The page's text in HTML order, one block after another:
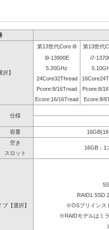
】
第13世代Core i9 第13世代
i9-13900E i7-
5.20GHz
24Core32Thread
Pcore:8/16Tread
Pcore:8/
Ecore:16/16Tread
Ecore:8/
仕様
容量
空き
16GB：1
スロット
【選択】
RAID1 SSD
※OSプリインス
※RAIDモデルはミ